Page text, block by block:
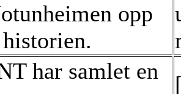
opp
har samlet en